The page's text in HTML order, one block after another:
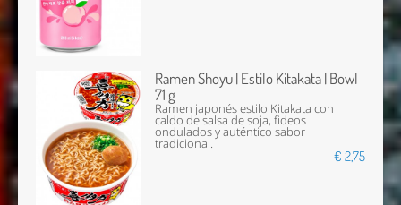
Ramen Shoyu | Estilo Kitakata | Bowl
71 g
Ramen japonés estilo Kitakata con
caldo de salsa de soja, fideos
ondulados y auténtico sabor
tradicional.
€ 2,75